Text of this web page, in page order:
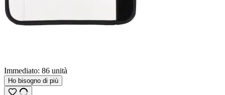
Immediato: 86 unità
Ho bisogno di più